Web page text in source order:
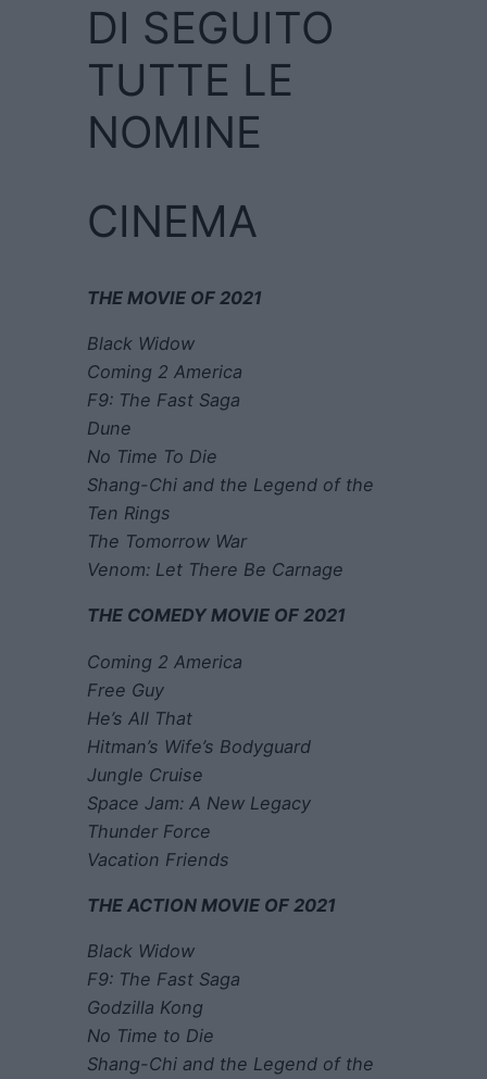
DI SEGUITO
TUTTE LE
NOMINE
CINEMA
THE MOVIE OF 2021
Black Widow
Coming 2 America
F9: The Fast Saga
Dune
No Time To Die
Shang-Chi and the Legend of the
Ten Rings
The Tomorrow War
Venom: Let There Be Carnage
THE COMEDY MOVIE OF 2021
Coming 2 America
Free Guy
He’s All That
Hitman’s Wife’s Bodyguard
Jungle Cruise
Space Jam: A New Legacy
Thunder Force
Vacation Friends
THE ACTION MOVIE OF 2021
Black Widow
F9: The Fast Saga
Godzilla Kong
No Time to Die
Shang-Chi and the Legend of the